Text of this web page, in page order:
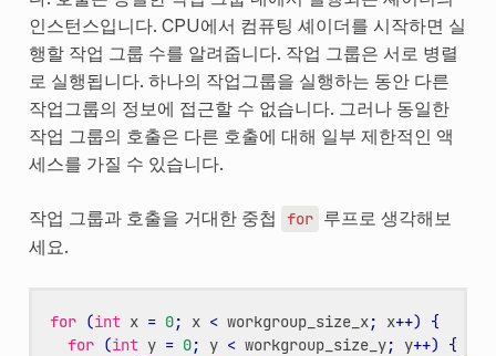
인스턴스입니다. CPU에서 컴퓨팅 셰이더를 시작하면 실
행할 작업 그룹 수를 알려줍니다. 작업 그룹은 서로 병렬
로 실행됩니다. 하나의 작업그룹을 실행하는 동안 다른
작업그룹의 정보에 접근할 수 없습니다. 그러나 동일한
작업 그룹의 호출은 다른 호출에 대해 일부 제한적인 액
세스를 가질 수 있습니다.
작업 그룹과 호출을 거대한 중첩 for 루프로 생각해보
세요.
for (int x = 0; x < workgroup_size_x; x++)
{
for (int y = 0; y < workgroup_size_y; y++)
{